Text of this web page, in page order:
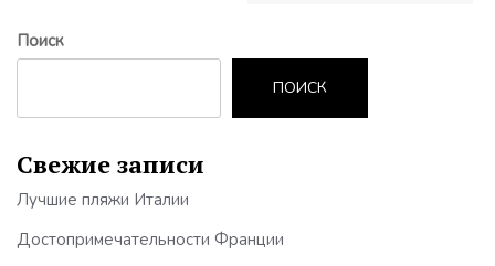
Поиск
ПОИСК
Свежие записи
Лучшие пляжи Италии
Достопримечательности Франции